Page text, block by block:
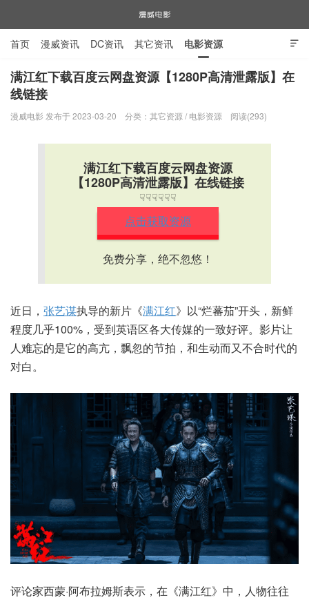
漫威电影

首页 漫威资讯 DC资讯 其它资讯 电影资源
电视剧资源 漫威图片
满江红下载百度云网盘资源【1280P高清泄露版】在
线链接
漫威电影 发布于 2023-03-20 分类： 其它资源 / 电影资源 阅读(293)
满江红下载百度云网盘资源
【1280P高清泄露版】在线链接
☟☟☟☟☟☟
点击获取资源
免费分享，绝不忽悠！
近日， 张艺谋执导的新片《满江红》以“烂蕃茄”开头，新鲜
程度几乎100%，受到英语区各大传媒的一致好评。影片让
人难忘的是它的高亢，飘忽的节拍，和生动而又不合时代的
对白。
评论家西蒙·阿布拉姆斯表示，在《满江红》中，人物往往